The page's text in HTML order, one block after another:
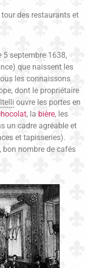
tour des restaurants et
5 septembre 1638,
que naissent les
les connaissons
dont le propriétaire
ouvre les portes en
, la bière, les
un cadre agréable et
et tapisseries).
bon nombre de cafés